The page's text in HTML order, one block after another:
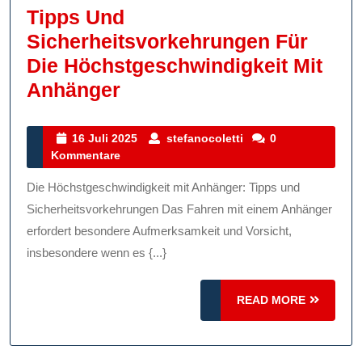
Tipps Und
Sicherheitsvorkehrungen Für
Die Höchstgeschwindigkeit Mit
AnhängerTipps
Sicherheitsvorkehrungen
Für
Die
Höchstgeschwindigkeit
Mit
Anhänger
16 Juli 2025
16
2025
stefanocoletti stefanocoletti
0
Kommentare
Die Höchstgeschwindigkeit mit Anhänger: Tipps und
Sicherheitsvorkehrungen Das Fahren mit einem Anhänger
erfordert besondere Aufmerksamkeit und Vorsicht,
insbesondere wenn es {...}
READ MORE
READ
MORE